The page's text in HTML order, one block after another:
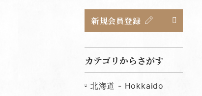
新規会員登録
カテゴリからさがす
北海道 - Hokkaido